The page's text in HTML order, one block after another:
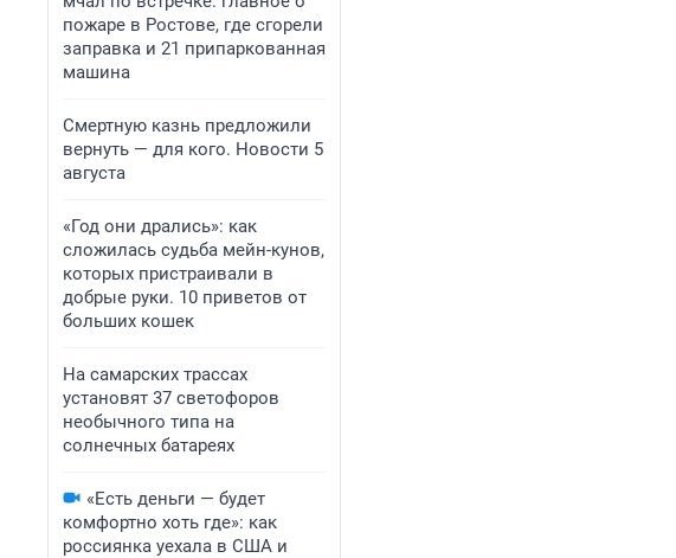
пожаре в Ростове, где сгорели
заправка и 21 припаркованная
машина
Смертную казнь предложили
вернуть — для кого. Новости 5
августа
«Год они дрались»: как
сложилась судьба мейн-кунов,
которых пристраивали в
добрые руки. 10 приветов от
больших кошек
На самарских трассах
установят 37 светофоров
необычного типа на
солнечных батареях
«Есть деньги — будет
комфортно хоть где»: как
россиянка уехала в США и